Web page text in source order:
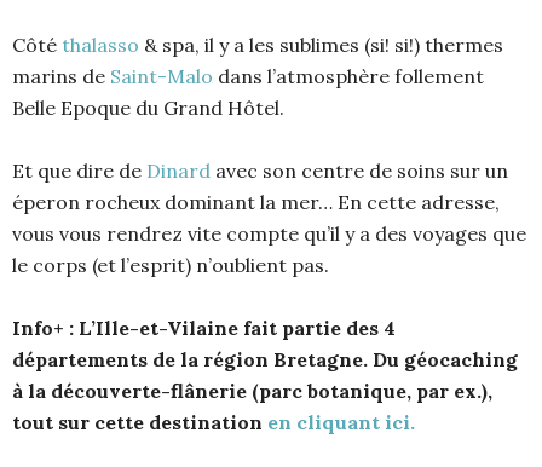
Côté thalasso & spa, il y a les sublimes (si! si!) thermes
marins de Saint-Malo dans l’atmosphère follement
Belle Epoque du Grand Hôtel.
Et que dire de Dinard avec son centre de soins sur un
éperon rocheux dominant la mer… En cette adresse,
vous vous rendrez vite compte qu’il y a des voyages que
le corps (et l’esprit) n’oublient pas.
Info+ : L’Ille-et-Vilaine fait partie des 4
départements de la région Bretagne. Du géocaching
à la découverte-flânerie (parc botanique, par ex.),
tout sur cette destination en cliquant ici.